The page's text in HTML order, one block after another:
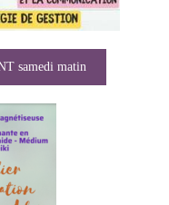
samedi matin